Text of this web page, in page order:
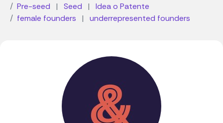
Pre-seed
| Seed |
Idea o Patente
female founders
| underrepresented founders